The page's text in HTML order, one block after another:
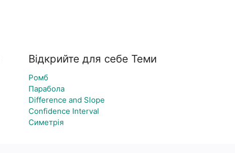
Відкрийте для себе Теми
Ромб
Парабола
Difference and Slope
Confidence Interval
Симетрія